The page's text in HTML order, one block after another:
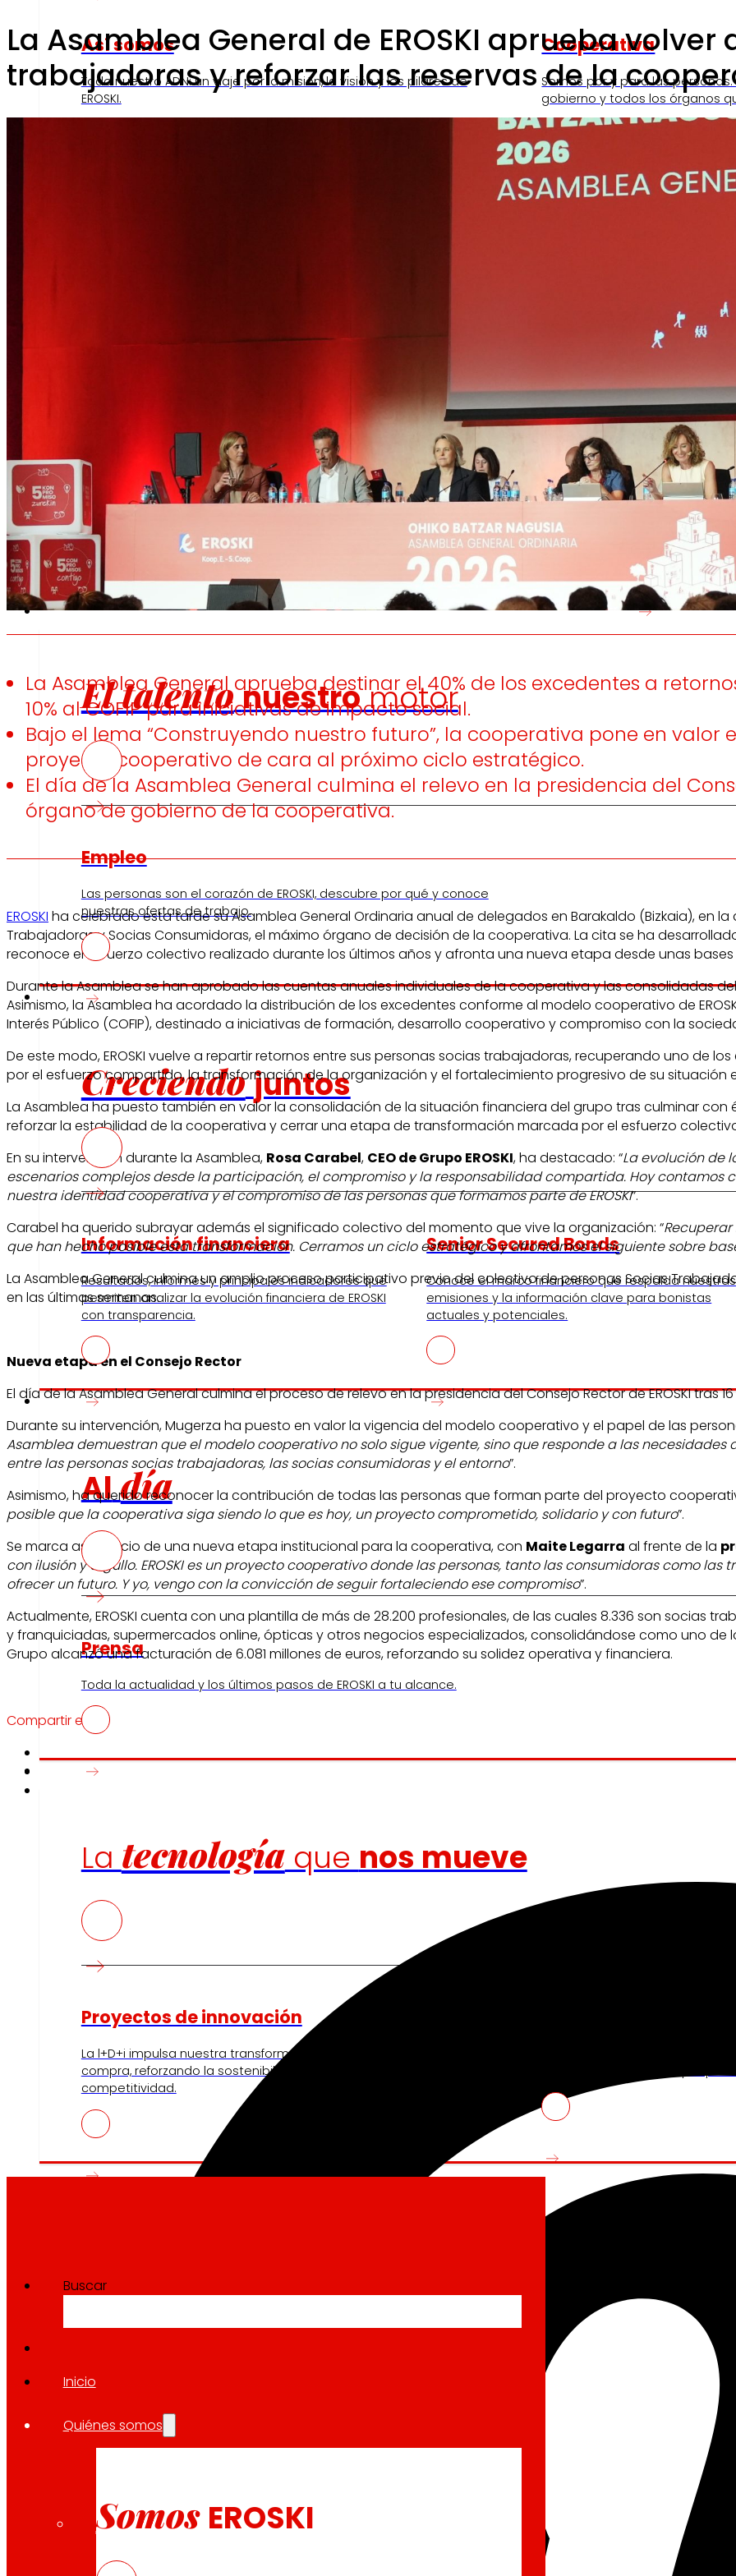
Así somos
Todo nuestro ADN: un viaje por la misión, la visión y los pilares de
EROSKI.
Cooperativa
Somos por y para las
gobierno y todos los órganos
Fomentamos
la
alimentación saludable.
Generamos riqueza localy
solidaridaden el entorno.
de las
Empleo
El talento nuestromotor
Empleo
Las personas son el corazón de EROSKI, descubre por qué y conoce
nuestras ofertas de trabajo.
Inversores
Creciendojuntos
Información financiera
Resultados, informes y principales indicadores que
permiten analizar la evolución financiera de EROSKI
con transparencia.
Senior Secured Bonds
Conoce el marco financiero que respalda nuestras
emisiones y la información clave para bonistas
actuales y potenciales.
Prensa
Aldía
Prensa
Toda la actualidad y los últimos pasos de EROSKI a tu alcance.
Innovación
La tecnologíaque nos mueve
Proyectos de innovación
La l+D+i impulsa nuestra transformación, mejorando la experiencia de
compra, reforzando la sostenibilidad y fortaleciendo nuestra
competitividad.
innovadores de start-ups que
Buscar
Inicio
Quiénes somos
Somos EROSKI
La Asamblea General de EROSKI aprueba
trabajadoras y reforzar las reservas de la
La Asamblea General aprueba destinar el 40% de los excedentes a
10% al COFIP para iniciativas de impacto social.
Bajo el lema “Construyendo nuestro futuro”, la cooperativa pone en
proyecto cooperativo de cara al próximo ciclo estratégico.
El día de la Asamblea General culmina el relevo en la presidencia del
órgano de gobierno de la cooperativa.
EROSKI ha celebrado esta tarde su Asamblea General Ordinaria anual de delegados en Barakaldo (Bizkaia), en
Trabajadoras y Socias Consumidoras, el máximo órgano de decisión de la cooperativa. La cita se ha
reconoce el esfuerzo colectivo realizado durante los últimos años y afronta una nueva etapa desde unas
Durante la Asamblea se han aprobado las cuentas anuales individuales de la cooperativa y las consolidadas
Asimismo, la Asamblea ha acordado la distribución de los excedentes conforme al modelo cooperativo de
Interés Público (COFIP), destinado a iniciativas de formación, desarrollo cooperativo y compromiso con la
De este modo, EROSKI vuelve a repartir retornos entre sus personas socias trabajadoras, recuperando uno
por el esfuerzo compartido, la transformación de la organización y el fortalecimiento progresivo de su situación
La Asamblea ha puesto también en valor la consolidación de la situación financiera del grupo tras culminar
reforzar la estabilidad de la cooperativa y cerrar una etapa de transformación marcada por el esfuerzo
En su intervención durante la Asamblea, Rosa Carabel, CEO de Grupo EROSKI, ha destacado: “La evolución de
escenarios complejos desde la participación, el compromiso y la responsabilidad compartida. Hoy
nuestra identidad cooperativa y el compromiso de las personas que formamos parte de EROSKI”.
Carabel ha querido subrayar además el significado colectivo del momento que vive la organización: “
que han hecho posible esta transformación. Cerramos un ciclo estratégico y afrontamos el siguiente sobre
La Asamblea General culmina un amplio proceso participativo previo del colectivo de personas Socias
en las últimas semanas.
Nueva etapa en el Consejo Rector
El día de la Asamblea General culmina el proceso de relevo en la presidencia del Consejo Rector de EROSKI tras
Durante su intervención, Mugerza ha puesto en valor la vigencia del modelo cooperativo y el papel de las
Asamblea demuestran que el modelo cooperativo no solo sigue vigente, sino que responde a las
entre las personas socias trabajadoras, las socias consumidoras y el entorno”.
Asimismo, ha querido reconocer la contribución de todas las personas que forman parte del proyecto
posible que la cooperativa siga siendo lo que es hoy, un proyecto comprometido, solidario y con futuro”.
Se marca así el inicio de una nueva etapa institucional para la cooperativa, con Maite Legarra al frente de la
con ilusión y orgullo. EROSKI es un proyecto cooperativo donde las personas, tanto las consumidoras como
ofrecer un futuro. Y yo, vengo con la convicción de seguir fortaleciendo ese compromiso”.
Actualmente, EROSKI cuenta con una plantilla de más de 28.200 profesionales, de las cuales 8.336 son socias
y franquiciadas, supermercados online, ópticas y otros negocios especializados, consolidándose como uno de
Grupo alcanzó una facturación de 6.081 millones de euros, reforzando su solidez operativa y financiera.
Compartir en: